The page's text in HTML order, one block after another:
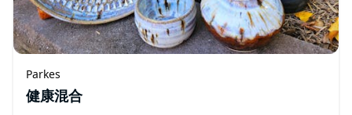
Parkes
健康混合